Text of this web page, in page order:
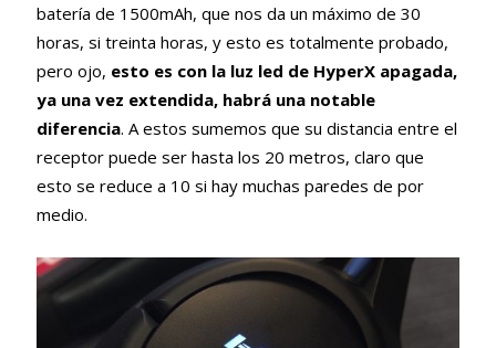
batería de 1500mAh, que nos da un máximo de 30
horas, si treinta horas, y esto es totalmente probado,
pero ojo, esto es con la luz led de HyperX apagada,
ya una vez extendida, habrá una notable
diferencia. A estos sumemos que su distancia entre el
receptor puede ser hasta los 20 metros, claro que
esto se reduce a 10 si hay muchas paredes de por
medio.